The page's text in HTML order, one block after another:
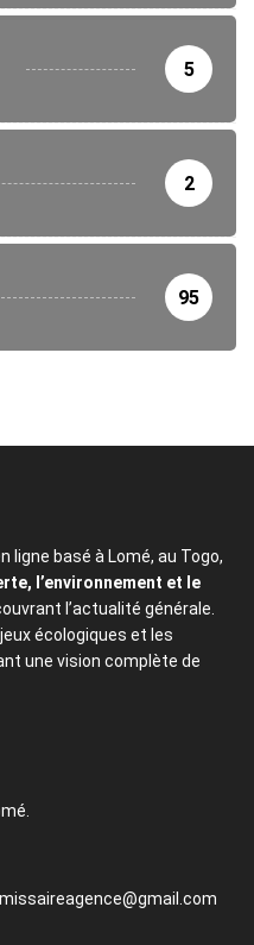
5
2
95
ligne basé à Lomé, au Togo,
l’environnement et le
l’actualité générale.
écologiques et les
une vision complète de